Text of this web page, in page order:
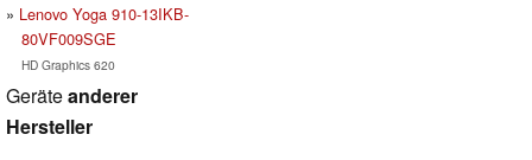
Lenovo Yoga 910-13IKB-
80VF009SGE
HD Graphics 620
Geräteanderer
Hersteller